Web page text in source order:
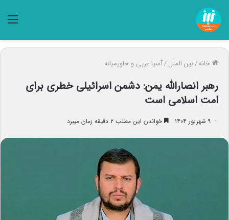
خانه/بین الملل/آسیا غربی و خاورمیانه
رهبر انصارالله یمن: دشمن اسرائیلی خطری برای
امت اسلامی است
۹ شهریور ۱۴۰۴ خواندن این مطلب ۲ دقیقه زمان میبرد